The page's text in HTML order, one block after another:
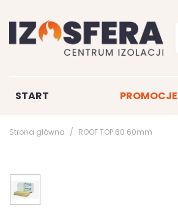
START PROMOCJE
Strona główna ROOF TOP 60 60mm